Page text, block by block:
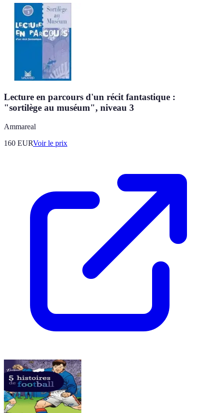
Lecture en parcours d'un récit fantastique :
"sortilège au muséum", niveau 3
Ammareal
160 EURVoir le prix